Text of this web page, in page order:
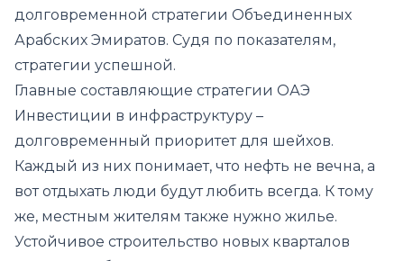
долговременной стратегии Объединенных
Арабских Эмиратов. Судя по показателям,
стратегии успешной.
Главные составляющие стратегии ОАЭ
Инвестиции в инфраструктуру –
долговременный приоритет для шейхов.
Каждый из них понимает, что нефть не вечна, а
вот отдыхать люди будут любить всегда. К тому
же, местным жителям также нужно жилье.
Устойчивое строительство новых кварталов